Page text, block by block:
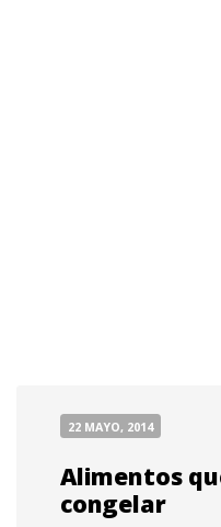
22 MAYO, 2014
Alimentos
congelar